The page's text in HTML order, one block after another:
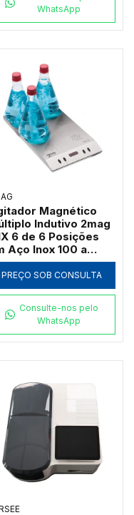
WhatsApp
Magnético
Indutivo 2mag
6 de 6 Posições
Aço Inox 100 a
RPM (Até
por Ponto)
PREÇO SOB CONSULTA
Consulte-nos pelo
WhatsApp